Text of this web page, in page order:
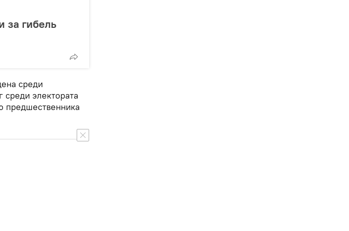
за гибель
среди
среди электората
предшественника